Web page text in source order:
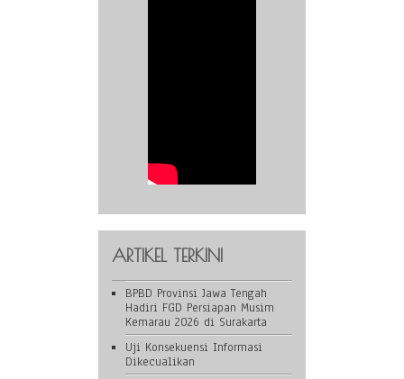
ARTIKEL TERKINI
BPBD Provinsi Jawa Tengah
Hadiri FGD Persiapan Musim
Kemarau 2026 di Surakarta
Uji Konsekuensi Informasi
Dikecualikan